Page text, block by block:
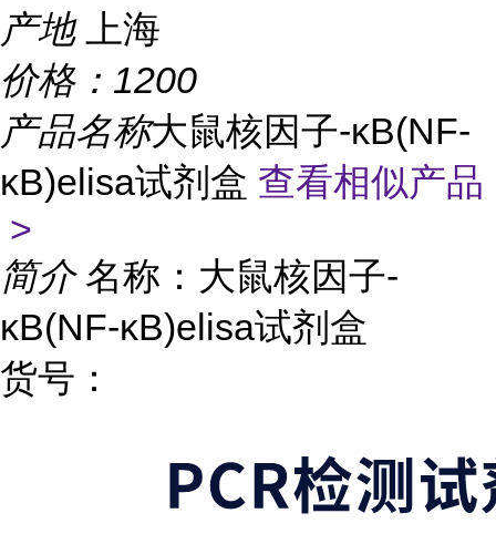
产地
上海
价格： 1200
产品名称大鼠核因子-κB(NF-
κB)elisa试剂盒 查看相似产品
>
简介 名称：大鼠核因子-
κB(NF-κB)elisa试剂盒
货号：